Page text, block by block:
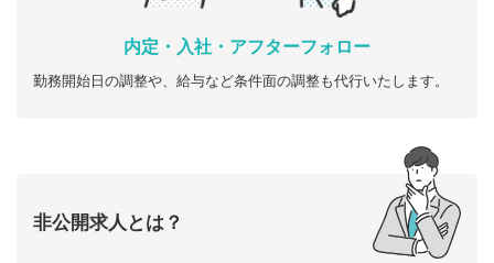
内定・入社・アフターフォロー
勤務開始日の調整や、給与など条件面の調整も代行いたします。
非公開求人とは？